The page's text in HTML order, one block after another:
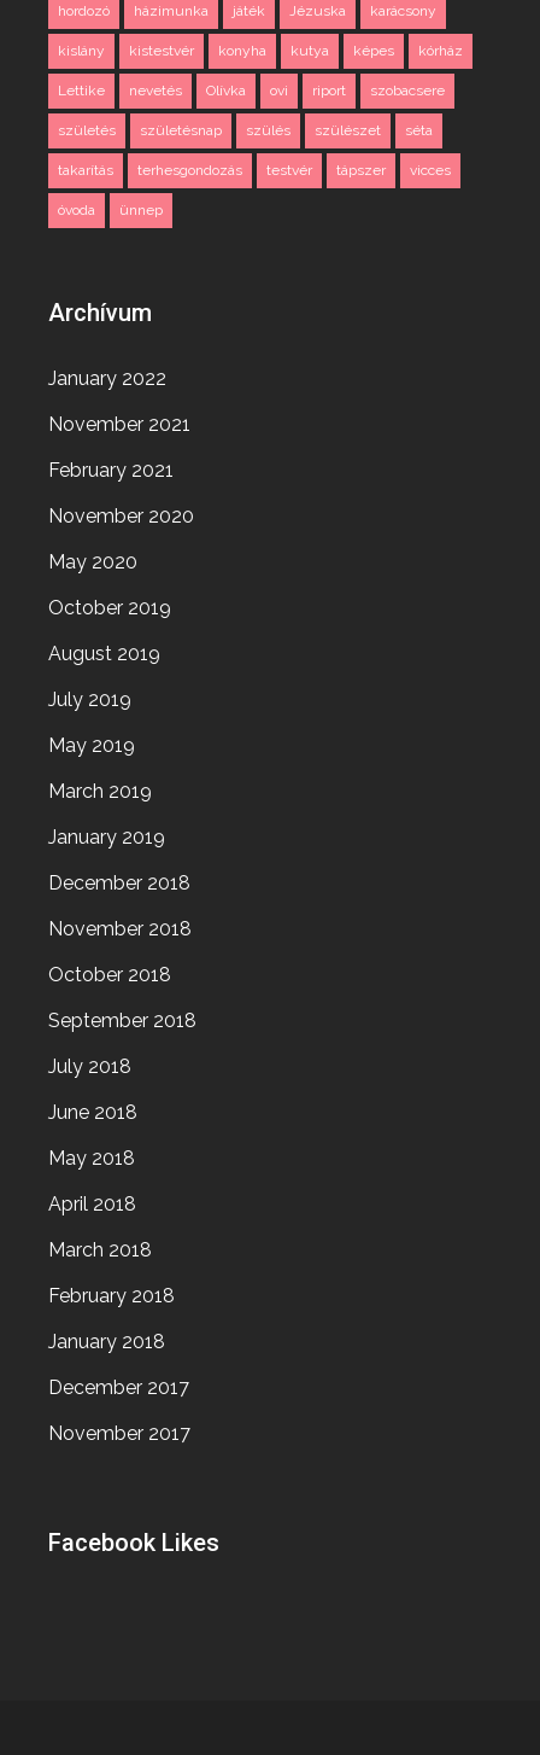
hordozó házimunka játék Jézuska karácsony
kislány kistestvér konyha kutya képes kórház
Lettike nevetés Olívka ovi riport szobacsere
születés születésnap szülés szülészet séta
takarítás terhesgondozás testvér tápszer vicces
óvoda ünnep
Archívum
January 2022
November 2021
February 2021
November 2020
May 2020
October 2019
August 2019
July 2019
May 2019
March 2019
January 2019
December 2018
November 2018
October 2018
September 2018
July 2018
June 2018
May 2018
April 2018
March 2018
February 2018
January 2018
December 2017
November 2017
Facebook Likes